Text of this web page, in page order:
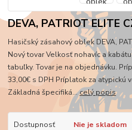
DEVA, PATRIOT ELITE
Hasičský zásahový oblek DEVA,
Nový tovar Velkosť nohavíc a
tabuľky. Tovar je na objednávku.
33,00€ s DPH Príplatok za atypickú
Základná špecifiká...celý popis
Dostupnosť
Nie je skladom